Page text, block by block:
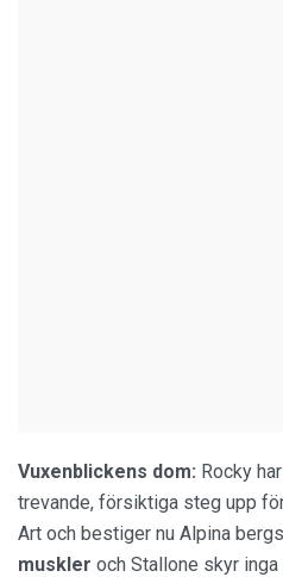
Vuxenblickens dom: Rocky
trevande, försiktiga steg upp
Art och bestiger nu Alpina
muskler och Stallone skyr